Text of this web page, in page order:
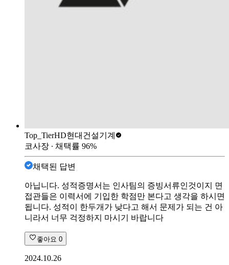
Top_TierHD현대건설기계
코사장 ∙ 채택률 96%
채택된 답변
아닙니다. 성적증명서는 인사팀의 증빙서류인것이지 면
접관들은 이력서에 기입한 학점만 본다고 생각을 하시면
됩니다. 성적이 한두개가 낮다고 해서 문제가 되는 건 아
니라서 너무 걱정하지 마시기 바랍니다
좋아요 0
2024.10.26